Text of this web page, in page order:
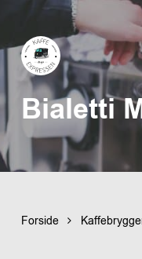
main
content
Bialetti
Forside